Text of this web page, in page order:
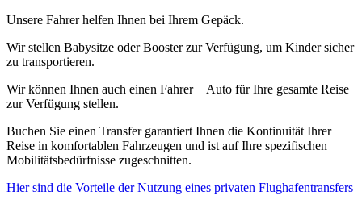
Unsere Fahrer helfen Ihnen bei Ihrem Gepäck.
Wir stellen Babysitze oder Booster zur Verfügung, um Kinder sicher
zu transportieren.
Wir können Ihnen auch einen Fahrer + Auto für Ihre gesamte Reise
zur Verfügung stellen.
Buchen Sie einen Transfer garantiert Ihnen die Kontinuität Ihrer
Reise in komfortablen Fahrzeugen und ist auf Ihre spezifischen
Mobilitätsbedürfnisse zugeschnitten.
Hier sind die Vorteile der Nutzung eines privaten Flughafentransfers